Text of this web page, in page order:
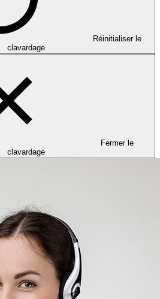
Réinitialiser le
clavardage
Fermer le
clavardage